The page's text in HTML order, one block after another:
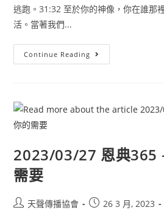
逃跑。31:32 至於你的神像，你在誰那
活。當著我們...
Continue Reading
2023/03/27 恩典365
需要
天聲傳播協會
26 3 月, 2023